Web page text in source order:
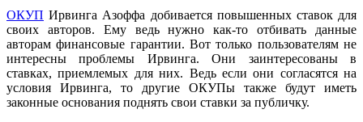
ОКУП Ирвинга Азоффа добивается повышенных ставок для
своих авторов. Ему ведь нужно как-то отбивать данные
авторам финансовые гарантии. Вот только пользователям не
интересны проблемы Ирвинга. Они заинтересованы в
ставках, приемлемых для них. Ведь если они согласятся на
условия Ирвинга, то другие ОКУПы также будут иметь
законные основания поднять свои ставки за публичку.